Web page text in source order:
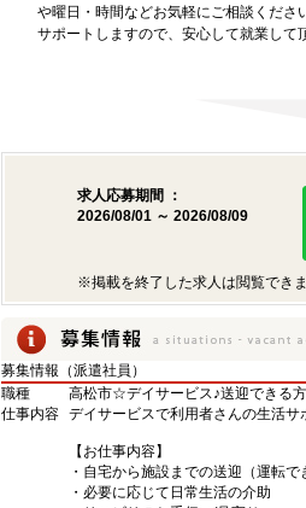
や曜日・時間などお気軽にご相談くださ
サポートしますので、安心して就業して
求人応募期間 ：
2026/08/01 ～ 2026/08/09
※掲載を終了した求人は閲覧でき
募集情報（派遣社員）
職種
高松市☆デイサービス♪送迎できる
仕事内容 デイサービスで利用者さんの生活サ
【お仕事内容】
・自宅から施設までの送迎（運転で
・必要に応じて日常生活の介助